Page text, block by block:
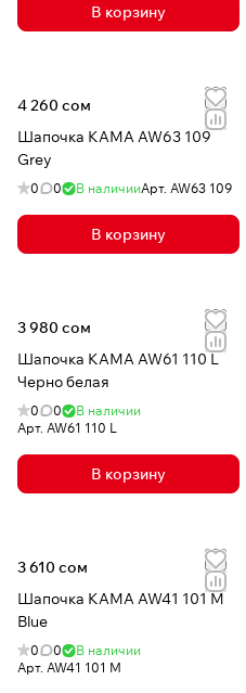
В корзину
4 260 сом
Шапочка КАМА AW63 109
Grey
0 0 В наличииАрт. AW63 109
В корзину
3 980 сом
Шапочка КАМА AW61 110 L
Черно белая
0 0
В наличии
Арт. AW61 110 L
В корзину
3 610 сом
Шапочка КАМА AW41 101 M
Blue
0 0
В наличии
Арт. AW41 101 M